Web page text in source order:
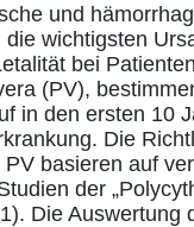
und
die wichtigsten
bei
(PV),
in den ersten 10
Die
basieren auf
der
Die